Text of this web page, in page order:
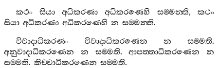
කථං සියා අධිකරණා අධිකරණෙහි සම‍්මන‍්ති,කථං
සියා අධිකරණා අධිකරණෙහි න සම‍්මන‍්ති.
විවාදාධිකරණං
විවාදාධිකරණෙන න සම‍්මති.
අනුවාදාධිකරණෙන
න සම‍්මති.ආපත‍්තාධිකරණෙන
න
සම‍්මති. කිච‍්චාධිකරණෙන සම‍්මති.